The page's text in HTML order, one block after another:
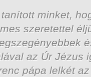
minket,
szeretettel
az Úr Jézus
pápa lelkét